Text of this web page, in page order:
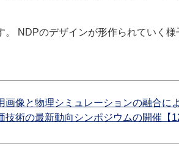
NDPのデザインが形作られていく様
画像と物理シミュレーションの融合に
技術の最新動向シンポジウムの開催【